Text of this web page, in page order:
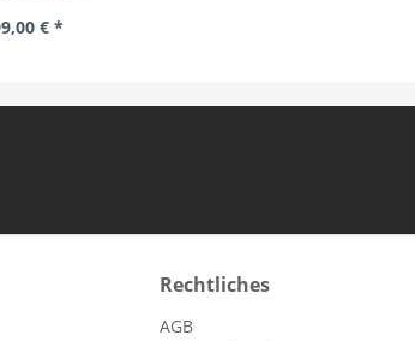
€ *
Rechtliches
AGB